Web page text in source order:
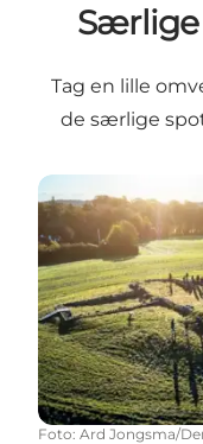
Særlige
Tag en lille
de særlige
Findstrup
Foto: Ard Jongsma/